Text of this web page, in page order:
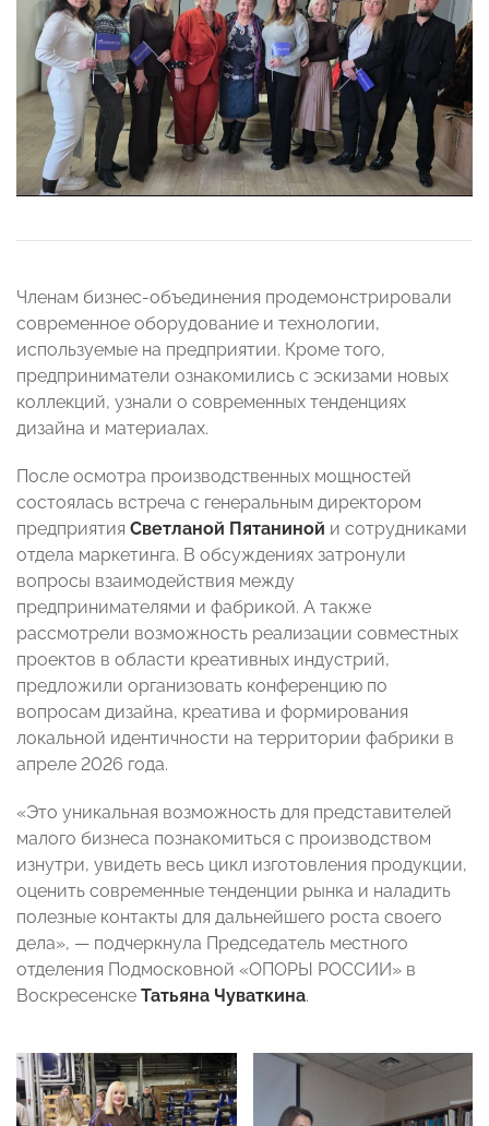
Членам бизнес-объединения продемонстрировали
современное оборудование и технологии,
используемые на предприятии. Кроме того,
предприниматели ознакомились с эскизами новых
коллекций, узнали о современных тенденциях
дизайна и материалах.
После осмотра производственных мощностей
состоялась встреча с генеральным директором
предприятия Светланой Пятаниной и сотрудниками
отдела маркетинга. В обсуждениях затронули
вопросы взаимодействия между
предпринимателями и фабрикой. А также
рассмотрели возможность реализации совместных
проектов в области креативных индустрий,
предложили организовать конференцию по
вопросам дизайна, креатива и формирования
локальной идентичности на территории фабрики в
апреле 2026 года.
«Это уникальная возможность для представителей
малого бизнеса познакомиться с производством
изнутри, увидеть весь цикл изготовления продукции,
оценить современные тенденции рынка и наладить
полезные контакты для дальнейшего роста своего
дела», — подчеркнула Председатель местного
отделения Подмосковной «ОПОРЫ РОССИИ» в
Воскресенске Татьяна Чуваткина.